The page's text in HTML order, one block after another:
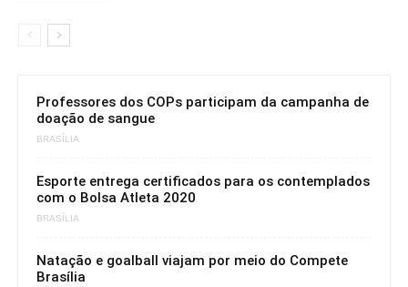
Professores dos COPs participam da campanha de
doação de sangue
BRASÍLIA
Esporte entrega certificados para os contemplados
com o Bolsa Atleta 2020
BRASÍLIA
Natação e goalball viajam por meio do Compete
Brasília